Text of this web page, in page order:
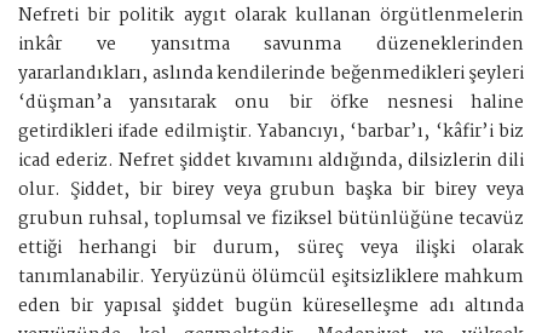
Nefreti bir politik aygıt olarak kullanan örgütlenmelerin
inkâr ve yansıtma savunma düzeneklerinden
yararlandıkları, aslında kendilerinde beğenmedikleri şeyleri
‘düşman’a yansıtarak onu bir öfke nesnesi haline
getirdikleri ifade edilmiştir. Yabancıyı, ‘barbar’ı, ‘kâfir’i biz
icad ederiz. Nefret şiddet kıvamını aldığında, dilsizlerin dili
olur. Şiddet, bir birey veya grubun başka bir birey veya
grubun ruhsal, toplumsal ve fiziksel bütünlüğüne tecavüz
ettiği herhangi bir durum, süreç veya ilişki olarak
tanımlanabilir. Yeryüzünü ölümcül eşitsizliklere mahkum
eden bir yapısal şiddet bugün küreselleşme adı altında